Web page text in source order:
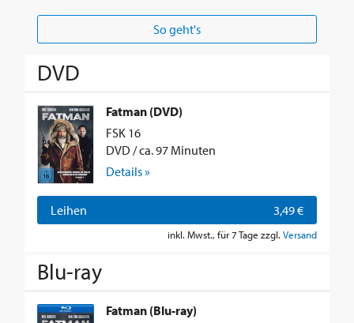
So geht's
DVD
Fatman (DVD)
FSK 16
DVD / ca. 97 Minuten
Details »
Leihen 3,49 €
inkl. Mwst., für 7 Tage zzgl. Versand
Blu-ray
Fatman (Blu-ray)